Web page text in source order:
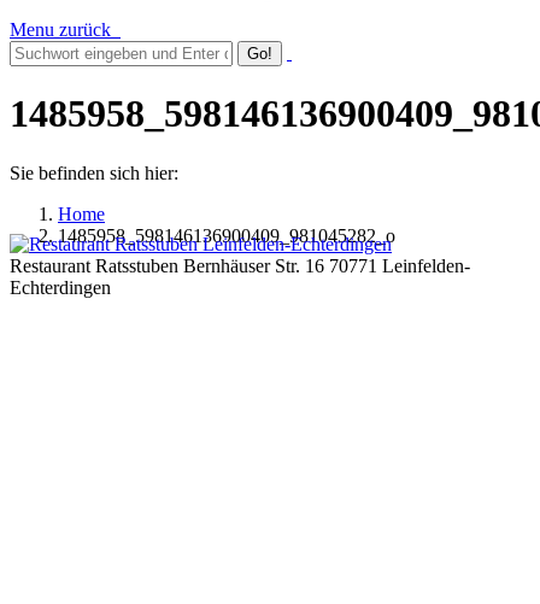
Menu zurück
Sie befinden sich hier:
Home
1485958_598146136900409_981045282_o
Restaurant Ratsstuben Bernhäuser Str. 16 70771 Leinfelden-
Echterdingen